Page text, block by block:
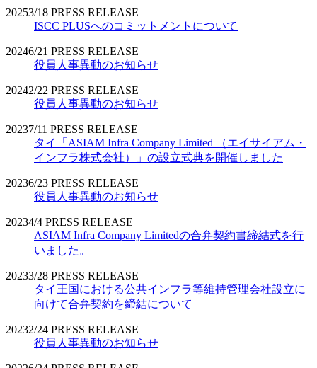
20253/18 PRESS RELEASE
ISCC PLUSへのコミットメントについて
20246/21 PRESS RELEASE
役員人事異動のお知らせ
20242/22 PRESS RELEASE
役員人事異動のお知らせ
20237/11 PRESS RELEASE
タイ「ASIAM Infra Company Limited （エイサイアム・
インフラ株式会社）」の設立式典を開催しました
20236/23 PRESS RELEASE
役員人事異動のお知らせ
20234/4 PRESS RELEASE
ASIAM Infra Company Limitedの合弁契約書締結式を行
いました。
20233/28 PRESS RELEASE
タイ王国における公共インフラ等維持管理会社設立に
向けて合弁契約を締結について
20232/24 PRESS RELEASE
役員人事異動のお知らせ